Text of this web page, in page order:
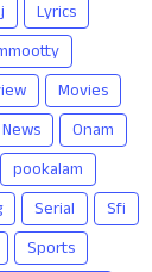
Lyrics
Movies
News
Onam
pookalam
Serial
Sfi
Sports